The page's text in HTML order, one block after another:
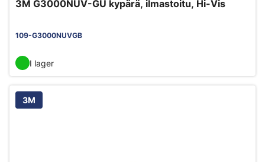
3M G3000NUV-GU kypärä, ilmastoitu, Hi-Vis
109-G3000NUVGB
I lager
3M